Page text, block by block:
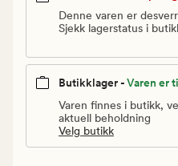
Denne varen er
Sjekk lagerstatus i
Butikklager -Varen er
Varen finnes i butikk,
aktuell beholdning
Velg butikk